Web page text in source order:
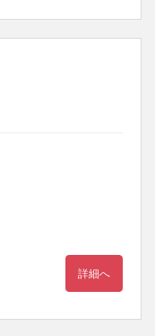
詳細へ